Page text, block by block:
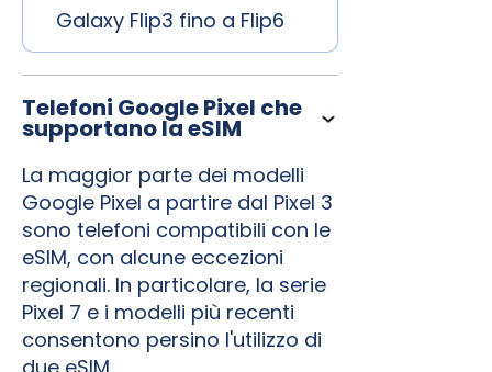
Galaxy Flip3 fino a Flip6
Telefoni Google Pixel che
supportano la eSIM
La maggior parte dei modelli
Google Pixel a partire dal Pixel 3
sono telefoni compatibili con le
eSIM, con alcune eccezioni
regionali. In particolare, la serie
Pixel 7 e i modelli più recenti
consentono persino l'utilizzo di